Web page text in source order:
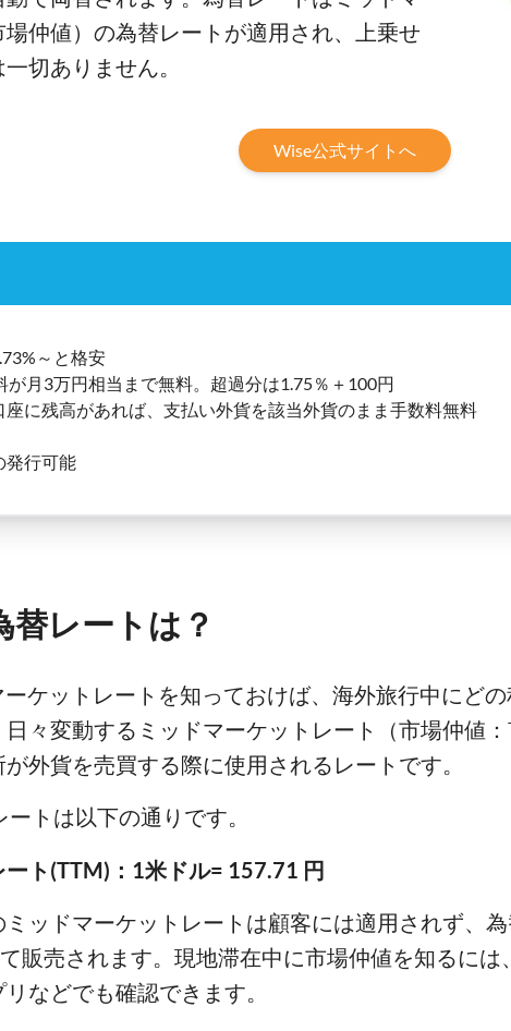
仲値）の為替レートが適用され、上乗せ
切ありません。
Wise公式サイトへ
～と格安
月3万円相当まで無料。超過分は1.75％＋100円
に残高があれば、支払い外貨を該当外貨のまま手数料無料
発行可能
替レートは？
ーケットレートを知っておけば、海外旅行中にど
々変動するミッドマーケットレート（市場仲値
外貨を売買する際に使用されるレートです。
トは以下の通りです。
ート(TTM)：1米ドル= 157.71 円
ミッドマーケットレートは顧客には適用されず、
販売されます。現地滞在中に市場仲値を知るに
などでも確認できます。